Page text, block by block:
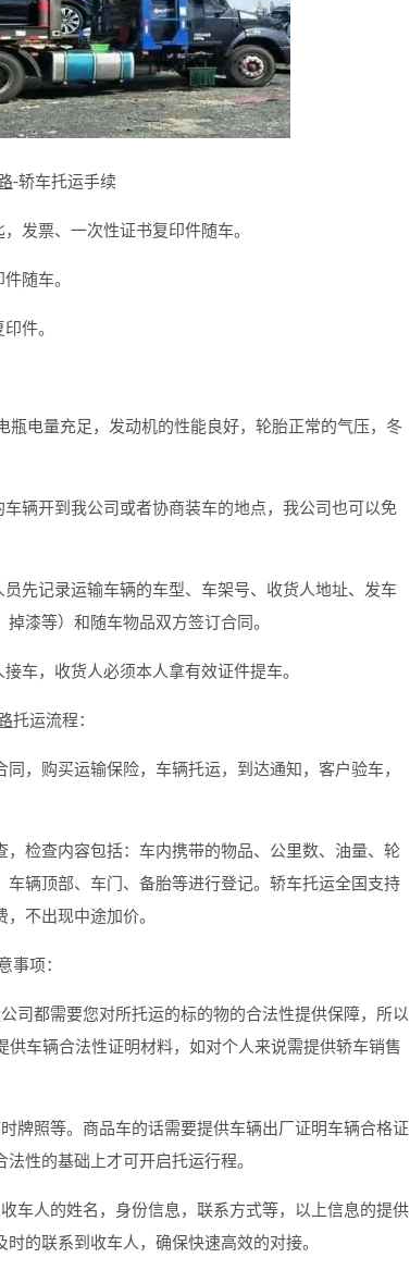
-轿车托运手续
票、一次性证书复印件随车。
随车。
件。
电量充足，发动机的性能良好，轮胎正常的气压，冬
开到我公司或者协商装车的地点，我公司也可以免
记录运输车辆的车型、车架号、收货人地址、发车
漆等）和随车物品双方签订合同。
，收货人必须本人拿有效证件提车。
托运流程：
购买运输保险，车辆托运，到达通知，客户验车，
检查内容包括：车内携带的物品、公里数、油量、轮
辆顶部、车门、备胎等进行登记。轿车托运全国支持
不出现中途加价。
事项：
都需要您对所托运的标的物的合法性提供保障，所以
车辆合法性证明材料，如对个人来说需提供轿车销售
照等。商品车的话需要提供车辆出厂证明车辆合格证
性的基础上才可开启托运行程。
人的姓名，身份信息，联系方式等，以上信息的提供
的联系到收车人，确保快速高效的对接。